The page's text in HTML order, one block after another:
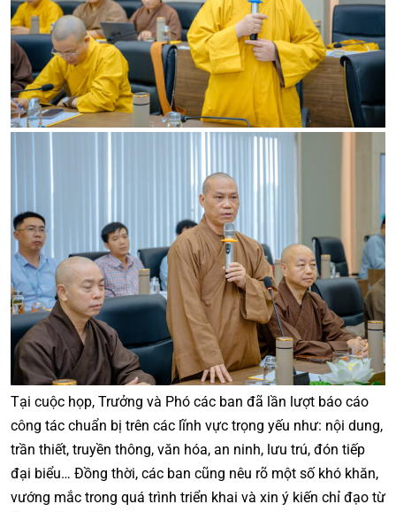
Tại cuộc họp, Trưởng và Phó các ban đã lần lượt báo cáo
công tác chuẩn bị trên các lĩnh vực trọng yếu như: nội dung,
trần thiết, truyền thông, văn hóa, an ninh, lưu trú, đón tiếp
đại biểu… Đồng thời, các ban cũng nêu rõ một số khó khăn,
vướng mắc trong quá trình triển khai và xin ý kiến chỉ đạo từ